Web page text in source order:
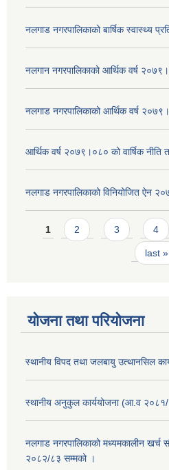
नलगाड नगरपालिकाको बार्षिक स्वास्थ्य
नलगान नगरपालिकाको आर्थिक वर्ष
नलगाड नगरपालिकाको आर्थिक वर्ष
आर्थिक वर्ष २०७९।०८० को वार्षिक नीति
नलगाड नगरपालिकाको विनियोजित ऐन
Pages
1 2 3 4
last »
योजना तथा परियोजना
स्थानीय विपद तथा जलबायु उत्थानसिल
स्थानीय अनुकुल कार्ययोजना (आ.व
नलगाड नगरपालिकाको मध्यमकालीन
२०८२/८३ सम्मको ।